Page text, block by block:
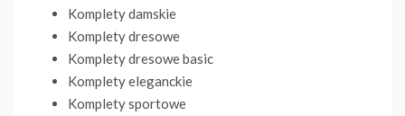
Komplety damskie
Komplety dresowe
Komplety dresowe basic
Komplety eleganckie
Komplety sportowe